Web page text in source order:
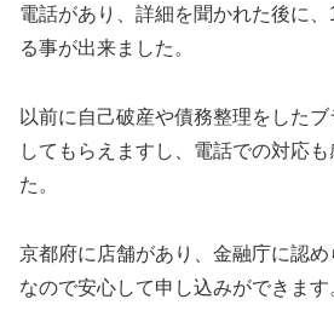
電話があり、詳細を聞かれた後に
る事が出来ました。
以前に自己破産や債務整理をした
してもらえますし、電話での対応
た。
京都府に店舗があり、金融庁に認
なので安心して申し込みができます